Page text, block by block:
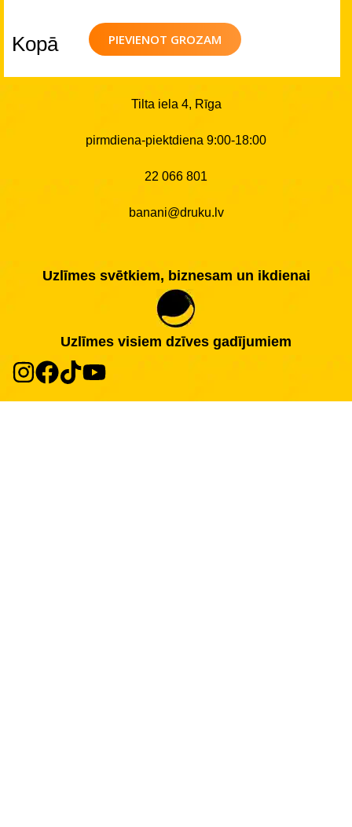
PIEVIENOT GROZAM
Kopā
Tilta iela 4, Rīga
pirmdiena-piektdiena 9:00-18:00
22 066 801
banani@druku.lv
Uzlīmes svētkiem, biznesam un ikdienai
Uzlīmes visiem dzīves gadījumiem